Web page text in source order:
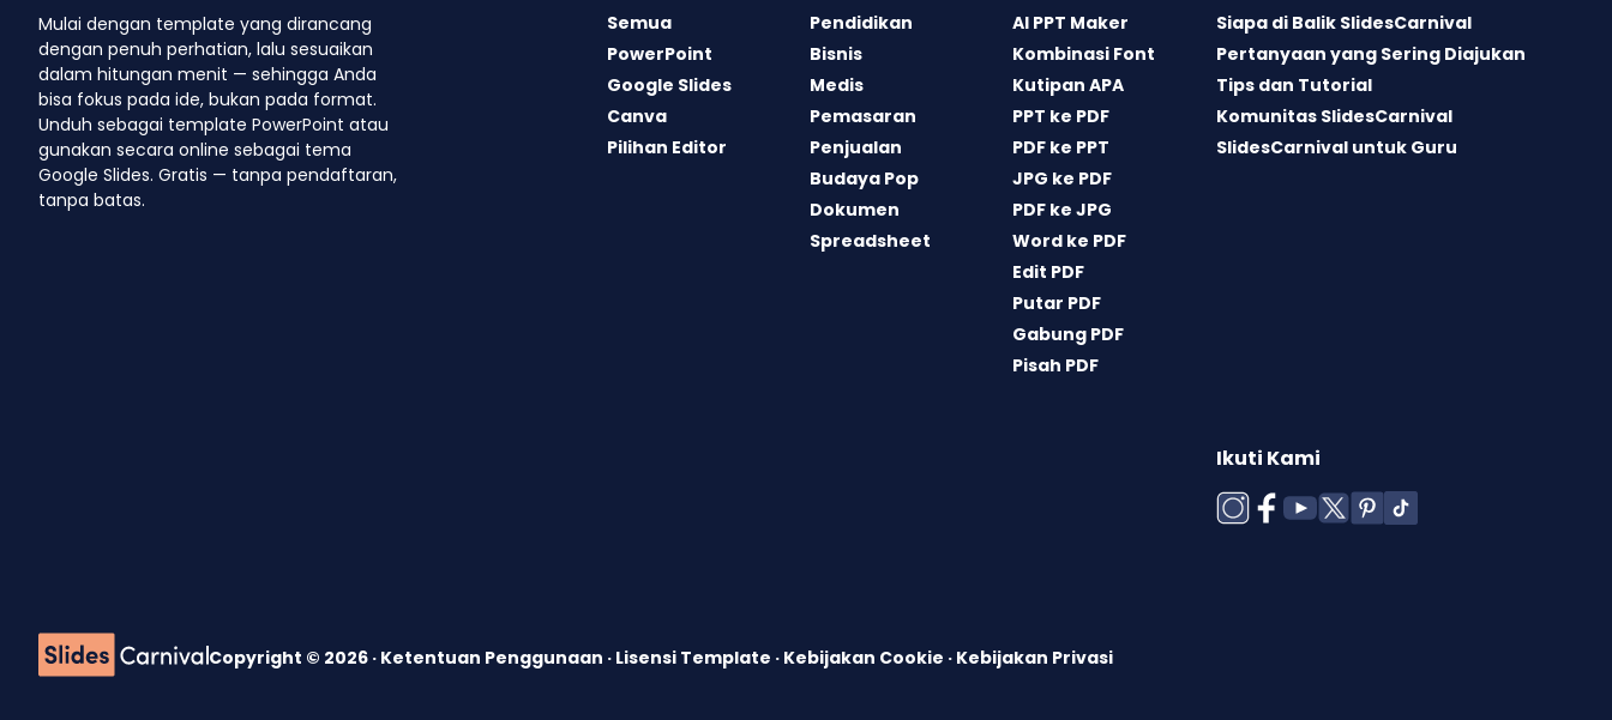
Mulai dengan template yang dirancang
dengan penuh perhatian, lalu sesuaikan
dalam hitungan menit — sehingga Anda
bisa fokus pada ide, bukan pada format.
Unduh sebagai template PowerPoint atau
gunakan secara online sebagai tema
Google Slides. Gratis — tanpa pendaftaran,
tanpa batas.
Semua
PowerPoint
Google Slides
Canva
Pilihan Editor
Pendidikan
Bisnis
Medis
Pemasaran
Penjualan
Budaya Pop
Dokumen
Spreadsheet
AI PPT Maker
Kombinasi Font
Kutipan APA
PPT ke PDF
PDF ke PPT
JPG ke PDF
PDF ke JPG
Word ke PDF
Edit PDF
Putar PDF
Gabung PDF
Pisah PDF
Siapa di Balik SlidesCarnival
Pertanyaan yang Sering Diajukan
Tips dan Tutorial
Komunitas SlidesCarnival
SlidesCarnival untuk Guru
Ikuti Kami
Copyright © 2026 · Ketentuan Penggunaan · Lisensi Template · Kebijakan Cookie · Kebijakan Privasi